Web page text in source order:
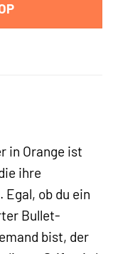
in Orange ist
ihre
ob du ein
Bullet-
bist, der